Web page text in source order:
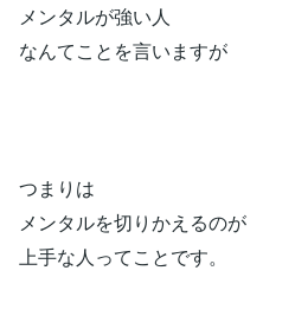
メンタルが強い人
なんてことを言いますが
つまりは
メンタルを切りかえるのが
上手な人ってことです。